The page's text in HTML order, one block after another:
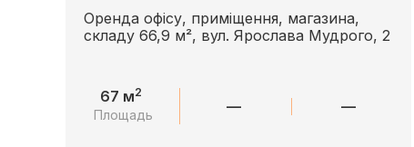
Оренда офісу, приміщення, магазина,
складу 66,9 м², вул. Ярослава Мудрого, 2
67 м2
Площадь — —